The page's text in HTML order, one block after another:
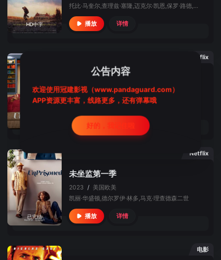
HD中字
托比·马奎尔,查理兹·塞隆,迈克尔·凯恩,保罗·路德,德尔罗伊·林多,埃里卡·巴杜
播放 详情
Netflix
未坐监第二季
2024 / 美国喜剧,欧美,喜,Netflix
Netflix
已完结
未坐监第一季
2023 / 美国欧美
凯丽·华盛顿,德尔罗伊·林多,马克·理查德森二世
播放 详情
电影
公告内容
欢迎使用冠建影视（www.pandaguard.com）
APP资源更丰富，线路更多，还有弹幕哦
好的，我记住啦